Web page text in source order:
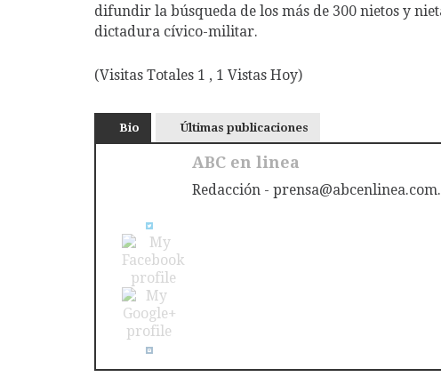
difundir la búsqueda de los más de 300 nietos y
dictadura cívico-militar.
(Visitas Totales 1 , 1 Vistas Hoy)
Bio Últimas publicaciones
ABC en linea
Redacción -